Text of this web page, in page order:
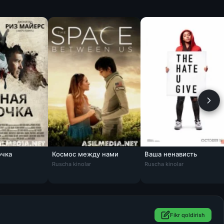
Космос между нами
Ruscha kinolar
Ваша ненависть
Ваша ненависть / The
Ruscha kinolar
Fikr qoldirish